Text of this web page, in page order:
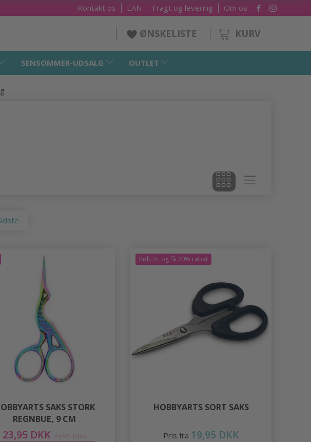
Om os
Fragt og levering
EAN
Kontakt os
KURV
ØNSKELISTE
SENSOMMER-UDSALG OUTLET
SAKS STORK
REGNBUE, 9 CM
23,95 DKK 39,95 DKK
Køb 3+ og få 20% rabat
HOBBYARTS SORT SAKS
Pris fra 19,95 DKK